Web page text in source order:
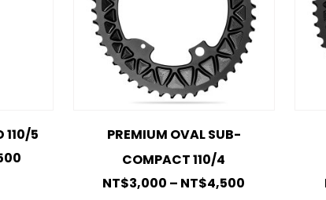
110/5
PREMIUM OVAL SUB-
COMPACT 110/4
NT$3,000 – NT$4,500